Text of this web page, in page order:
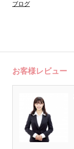
ブログ
お客様レビュー